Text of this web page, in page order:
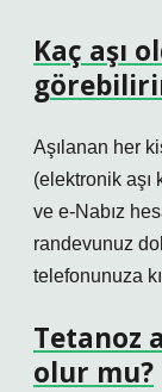
Kaç aşı
Aşılanan her
(elektronik aşı
ve e-Nabız
randevunuz
telefonunuza
Tetanoz
olur mu?